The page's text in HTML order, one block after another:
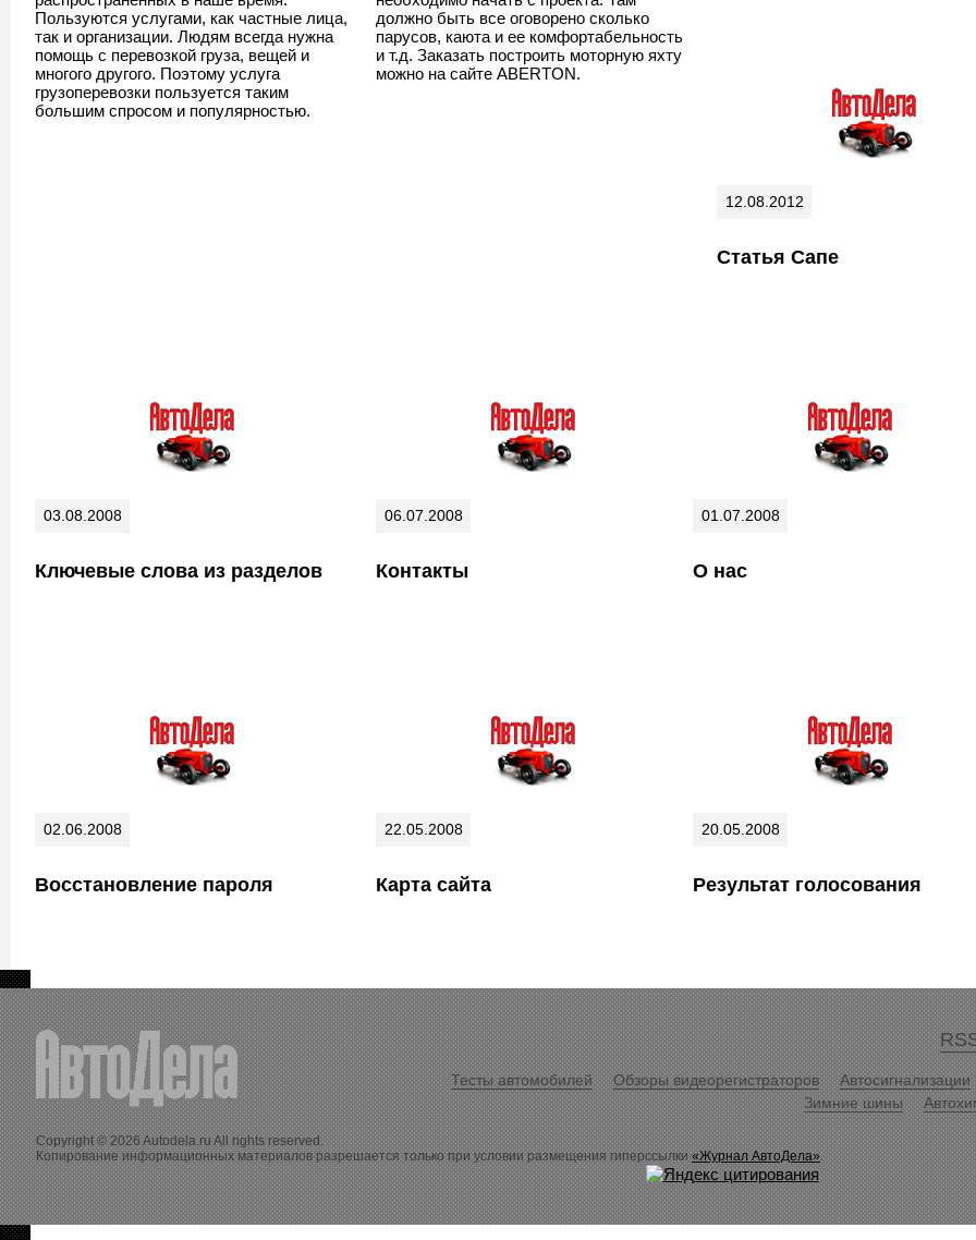
Пользуются услугами, как частные лица,
так и организации. Людям всегда нужна
помощь с перевозкой груза, вещей и
многого другого. Поэтому услуга
грузоперевозки пользуется таким
большим спросом и популярностью.
должно быть все оговорено сколько
парусов, каюта и ее комфортабельность
и т.д. Заказать построить моторную яхту
можно на сайте ABERTON.
12.08.2012
Статья Сапе
03.08.2008
Ключевые слова из разделов
06.07.2008
Контакты
01.07.2008
О нас
02.06.2008
Восстановление пароля
22.05.2008
Карта сайта
20.05.2008
Результат голосования
Тесты автомобилей Обзоры видеорегистраторов
Автосигнализации
Зимние шины
Copyright © 2026 Autodela.ru All rights reserved.
Копирование информационных материалов разрешается только при условии размещения гиперссылки«Журнал АвтоДела».
>